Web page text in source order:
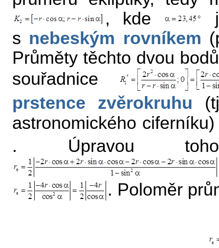
, kde
s nebeským rovníkem
Průměty těchto dvou
souřadnice
prstence zvěrokruhu
astronomického
. Úpravou
. Poloměr